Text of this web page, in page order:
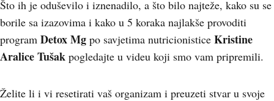
Što ih je oduševilo i iznenadilo, a što bilo najteže, kako su se
borile sa izazovima i kako u 5 koraka najlakše provoditi
program Detox Mg po savjetima nutricionistice Kristine
Aralice Tušak pogledajte u videu koji smo vam pripremili.
Želite li i vi resetirati vaš organizam i preuzeti stvar u svoje